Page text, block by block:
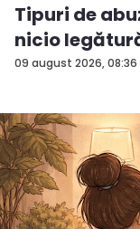
09 august 2026, 08:36
Tipuri de
nicio